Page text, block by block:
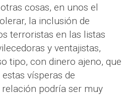
cosas, en unos el
la inclusión de
terroristas en las listas
y ventajistas,
tipo, con dinero ajeno, que
vísperas de
podría ser muy